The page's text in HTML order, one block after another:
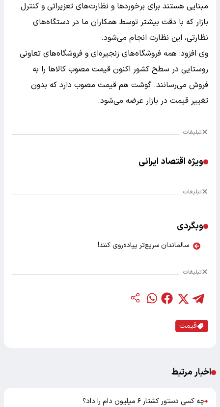
مبنایی هستند برای برخوردها و نظارت‌های تعزیراتی و کنترل
بازار که با دقت بیشتر توسط همکاران ما در دستگاه‌های
نظارتی، این نظارت انجام می‌شود.
وی افزود: همه فروشگاه‌های زنجیره‌ای و فروشگاه‌های تعاونی
روستایی در سطح کشور اکنون قیمت مصوب کالاها را به
فروش می‌رسانند. گوشت هم قیمت مصوب دارد که بدون
تغییر قیمت در بازار عرضه می‌شود.
تبلیغات
ویژه اقتصاد ایرانی
تبلیغات
وبگردی
سالماندان سریع‌تر پیاده‌روی کنند!
تبلیغات
قیمت
اخبار مرتبط
●چه کسی دستور کشتار ۶ میلیون دام را داد؟